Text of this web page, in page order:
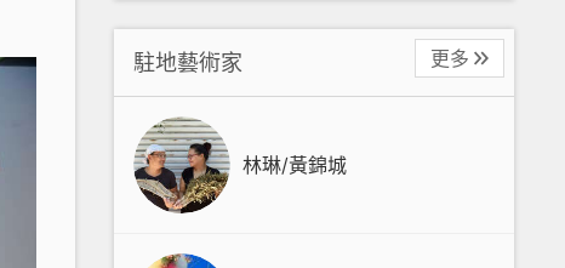
駐地藝術家
林琳/黃錦城
更多